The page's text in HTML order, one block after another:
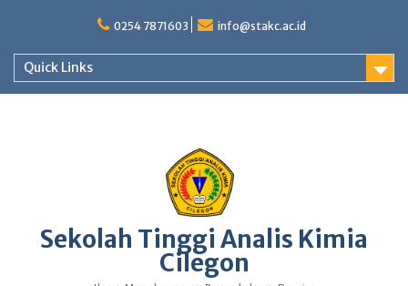
0254 7871603 info@stakc.ac.id
Quick Links
Sekolah Tinggi Analis Kimia
Cilegon